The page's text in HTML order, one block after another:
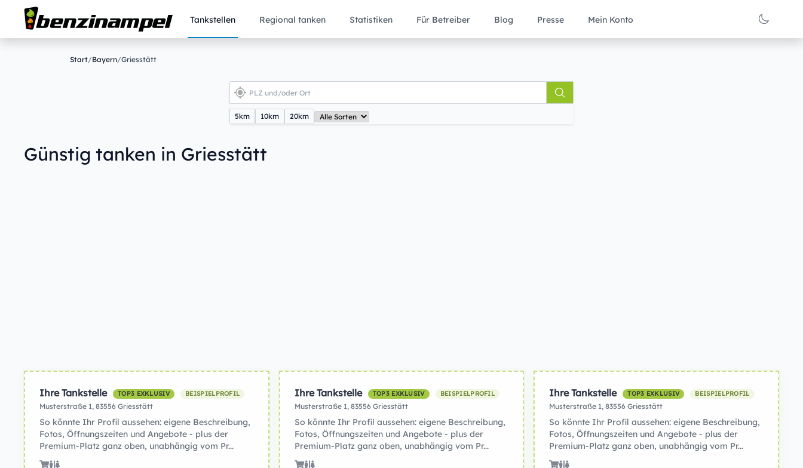
Tankstellen Regional tanken Statistiken Für Betreiber Blog Presse Mein Konto
Start/Bayern/Griesstätt
5km 10km 20km
Günstig tanken in Griesstätt
Ihre Tankstelle TOP3 EXKLUSIV BEISPIELPROFIL
Musterstraße 1, 83556 Griesstätt
So könnte Ihr Profil aussehen: eigene Beschreibung,
Fotos, Öffnungszeiten und Angebote - plus der
Premium-Platz ganz oben, unabhängig vom Pr...
Ihre Tankstelle TOP3 EXKLUSIV BEISPIELPROFIL
Musterstraße 1, 83556 Griesstätt
So könnte Ihr Profil aussehen: eigene Beschreibung,
Fotos, Öffnungszeiten und Angebote - plus der
Premium-Platz ganz oben, unabhängig vom Pr...
Ihre Tankstelle TOP3 EXKLUSIV BEISPIELPROFIL
Musterstraße 1, 83556 Griesstätt
So könnte Ihr Profil aussehen: eigene Beschreibung,
Fotos, Öffnungszeiten und Angebote - plus der
Premium-Platz ganz oben, unabhängig vom Pr...